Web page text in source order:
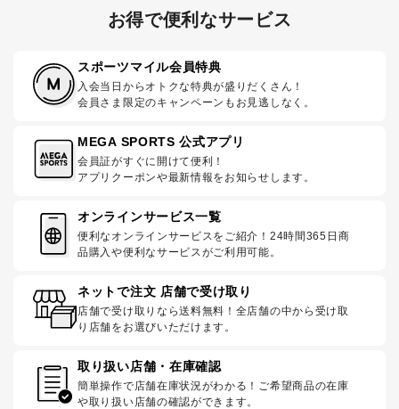
お得で便利なサービス
スポーツマイル会員特典
入会当日からオトクな特典が盛りだくさん！
会員さま限定のキャンペーンもお見逃しなく。
MEGA SPORTS 公式アプリ
会員証がすぐに開けて便利！
アプリクーポンや最新情報をお知らせします。
オンラインサービス一覧
便利なオンラインサービスをご紹介！24時間365日商
品購入や便利なサービスがご利用可能。
ネットで注文 店舗で受け取り
店舗で受け取りなら送料無料！全店舗の中から受け取
り店舗をお選びいただけます。
取り扱い店舗・在庫確認
簡単操作で店舗在庫状況がわかる！ご希望商品の在庫
や取り扱い店舗の確認ができます。